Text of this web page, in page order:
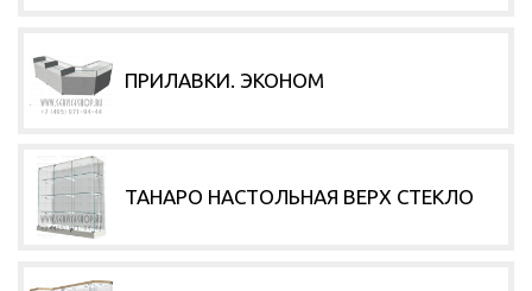
ПРИЛАВКИ. ЭКОНОМ
ТАНАРО НАСТОЛЬНАЯ ВЕРХ СТЕКЛО